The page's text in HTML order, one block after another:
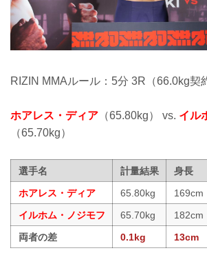
RIZIN MMAルール：5分 3R（66.0kg契
ホアレス・ディア （65.80kg） vs. イル
（65.70kg）
選手名 計量結果 身長
ホアレス・ディア
65.80kg 169cm
イルホム・ノジモフ
65.70kg 182cm
両者の差
0.1kg 13cm